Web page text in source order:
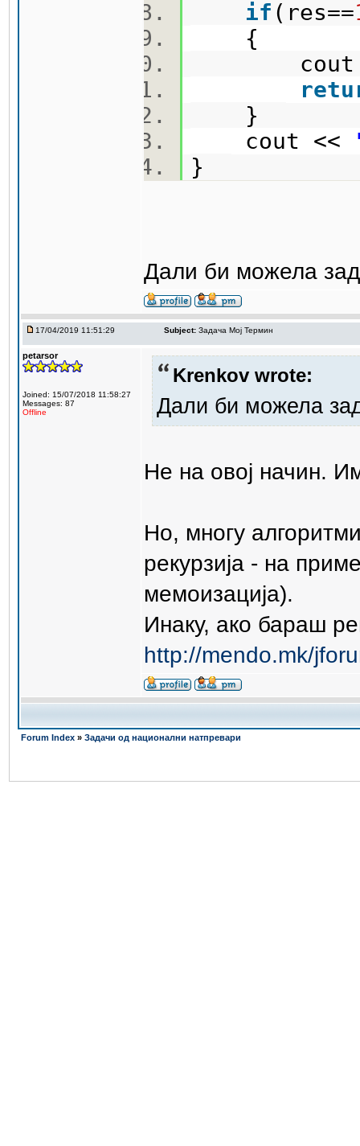
if (res==
{
cout
}
cout <<
}
Дали би можела
17/04/2019 11:51:29 Subject: Задача Мој Термин
petarsor
Joined: 15/07/2018 11:58:27
Messages: 87
Offline
Krenkov wrote:
Дали би можела
Не на овој начин.
Но, многу
рекурзија - на
мемоизација).
Инаку, ако бараш
http://mendo.mk/
Forum Index » Задачи од национални натпревари